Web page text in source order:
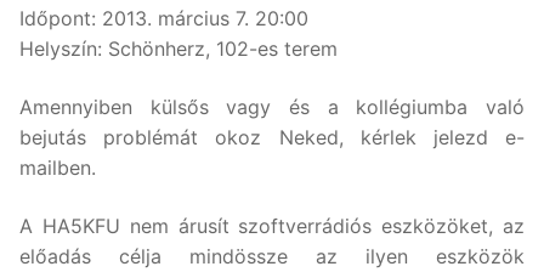
Időpont: 2013. március 7. 20:00
Helyszín: Schönherz, 102-es terem
Amennyiben külsős vagy és a kollégiumba való
bejutás problémát okoz Neked, kérlek jelezd e-
mailben.
A HA5KFU nem árusít szoftverrádiós eszközöket, az
előadás célja mindössze az ilyen eszközök